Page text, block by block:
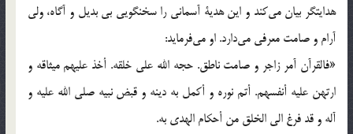
هدايتگر بيان‌ مي‌كند و اين‌ هدية‌ آسماني‌ را سخنگويي‌ بي‌ بديل‌ و آگاه‌، ولي‌
آرام‌ و صامت‌ معرفي‌ مي‌دارد. او مي‌فرمايد:
«فالقرآن‌ آمر زاجر و صامت‌ ناطق‌. حجه‌ الله‌ علي‌ خلقه‌. أخذ عليهم‌ ميثاقه‌ و
ارتهن‌ عليه‌ أنفسهم‌. أتم‌ نوره‌ و أكمل‌ به‌ دينه‌ و قبض‌ نبيه‌ صلي‌ الله‌ عليه‌ و
آله‌ و قد فرغ‌ الي‌ الخلق‌ من‌ أحكام‌ الهدي‌ به‌.